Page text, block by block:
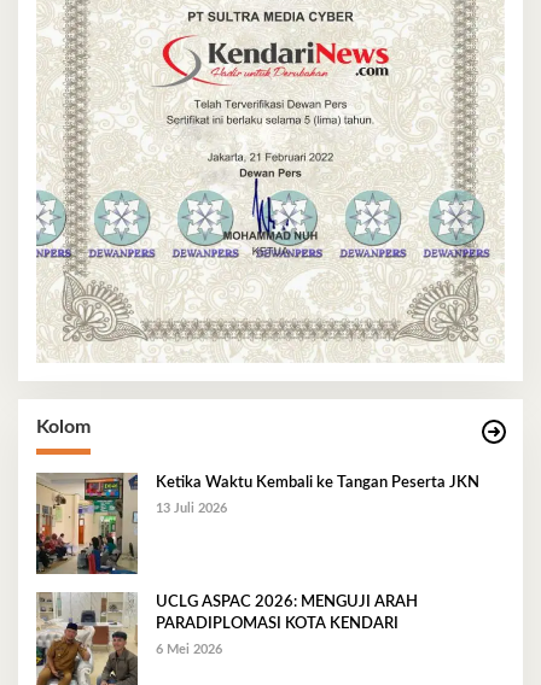
Kolom
Ketika Waktu Kembali ke Tangan Peserta JKN
13 Juli 2026
UCLG ASPAC 2026: MENGUJI ARAH
PARADIPLOMASI KOTA KENDARI
6 Mei 2026